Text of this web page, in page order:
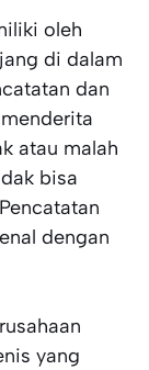
oleh
di dalam
dan
atau malah
bisa
dengan
yang